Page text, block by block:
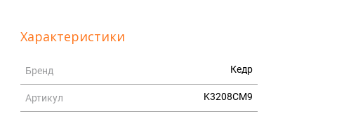
Характеристики
Бренд Кедр
Артикул K3208CM9